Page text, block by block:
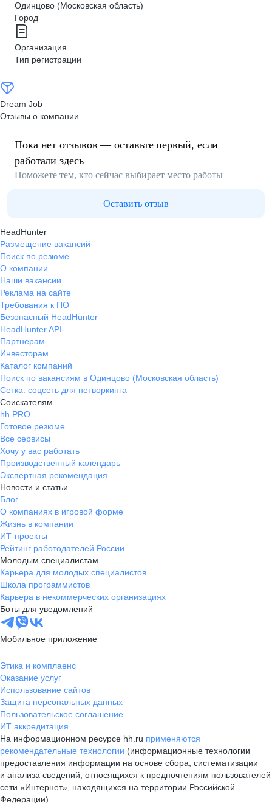
Одинцово (Московская область)
Город
Организация
Тип регистрации
Dream Job
Отзывы о компании
Пока нет отзывов — оставьте первый, если
работали здесь
Поможете тем, кто сейчас выбирает место работы
Оставить отзыв
HeadHunter
Размещение вакансий
Поиск по резюме
О компании
Наши вакансии
Реклама на сайте
Требования к ПО
Безопасный HeadHunter
HeadHunter API
Партнерам
Инвесторам
Каталог компаний
Поиск по вакансиям в Одинцово (Московская область)
Сетка: соцсеть для нетворкинга
Соискателям
hh PRO
Готовое резюме
Все сервисы
Хочу у вас работать
Производственный календарь
Экспертная рекомендация
Новости и статьи
Блог
О компаниях в игровой форме
Жизнь в компании
ИТ-проекты
Рейтинг работодателей России
Молодым специалистам
Карьера для молодых специалистов
Школа программистов
Карьера в некоммерческих организациях
Боты для уведомлений
Мобильное приложение
Этика и комплаенс
Оказание услуг
Использование сайтов
Защита персональных данных
Пользовательское соглашение
ИТ аккредитация
На информационном ресурсе hh.ru применяются
рекомендательные технологии (информационные технологии
предоставления информации на основе сбора, систематизации
и анализа сведений, относящихся к предпочтениям пользователей
сети «Интернет», находящихся на территории Российской
Федерации)